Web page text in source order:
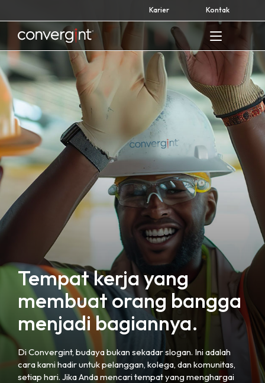
to
content
Karier Kontak
Home
Tempat kerja yang
membuat orang bangga
menjadi bagiannya.
Di Convergint, budaya bukan sekadar slogan. Ini adalah
cara kami hadir untuk pelanggan, kolega, dan komunitas,
setiap hari. Jika Anda mencari tempat yang menghargai